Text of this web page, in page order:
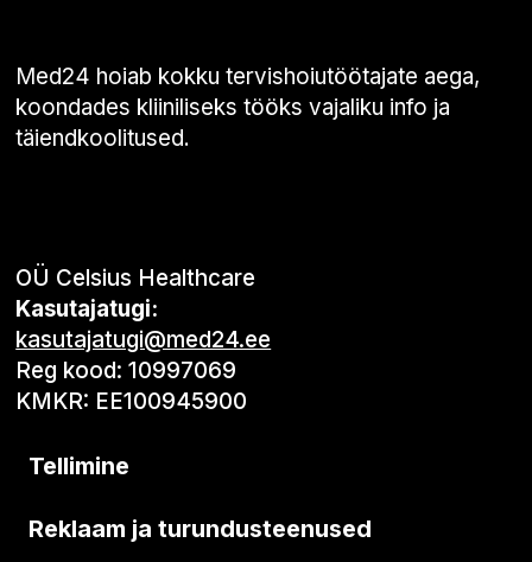
Med24 hoiab kokku tervishoiutöötajate aega,
koondades kliiniliseks tööks vajaliku info ja
täiendkoolitused.
OÜ Celsius Healthcare
Kasutajatugi:
kasutajatugi@med24.ee
Reg kood: 10997069
KMKR: EE100945900
Tellimine
Reklaam ja turundusteenused